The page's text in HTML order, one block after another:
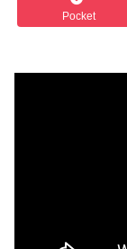
Pocket